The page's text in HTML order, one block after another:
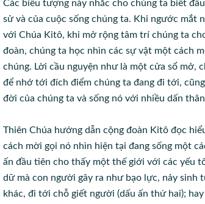
Các biểu tượng này nhắc cho chúng ta biết
sử và của cuộc sống chúng ta. Khi ngước mắt
với Chúa Kitô, khi mở rộng tâm trí chúng ta
đoàn, chúng ta học nhìn các sự vật một cách
chúng. Lời cầu nguyện như là một cửa sổ mở,
để nhớ tới đích điểm chúng ta đang đi tới,
đời của chúng ta và sống nó với nhiều dấn
Thiên Chúa hướng dẫn cộng đoàn Kitô đọc
cách mời gọi nó nhìn hiện tại đang sống một
ấn đầu tiên cho thấy một thế giới với các yếu
dữ mà con người gây ra như bạo lực, nảy
khác, đi tới chỗ giết người (dấu ấn thứ hai);